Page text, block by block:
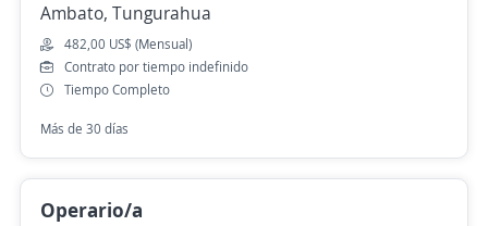
Ambato, Tungurahua
482,00 US$ (Mensual)
Contrato por tiempo indefinido
Tiempo Completo
Más de 30 días
Operario/a